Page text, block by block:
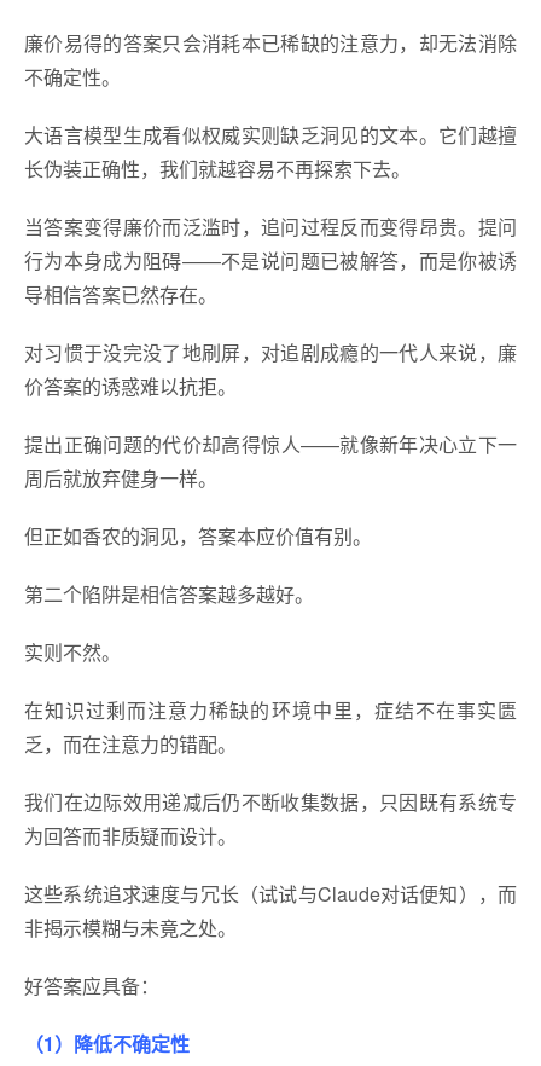
廉价易得的答案只会消耗本已稀缺的注意力，却无法消除
不确定性。
大语言模型生成看似权威实则缺乏洞见的文本。它们越擅
长伪装正确性，我们就越容易不再探索下去。
当答案变得廉价而泛滥时，追问过程反而变得昂贵。提问
行为本身成为阻碍——不是说问题已被解答，而是你被诱
导相信答案已然存在。
对习惯于没完没了地刷屏，对追剧成瘾的一代人来说，廉
价答案的诱惑难以抗拒。
提出正确问题的代价却高得惊人——就像新年决心立下一
周后就放弃健身一样。
但正如香农的洞见，答案本应价值有别。
第二个陷阱是相信答案越多越好。
实则不然。
在知识过剩而注意力稀缺的环境中里，症结不在事实匮
乏，而在注意力的错配。
我们在边际效用递减后仍不断收集数据，只因既有系统专
为回答而非质疑而设计。
这些系统追求速度与冗长（试试与Claude对话便知），而
非揭示模糊与未竟之处。
好答案应具备：
（1）降低不确定性